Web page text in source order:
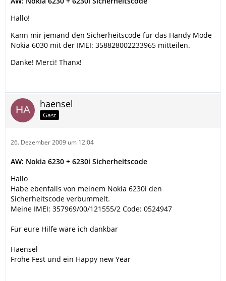
Hallo!
Kann mir jemand den Sicherheitscode für das Handy Mode
Nokia 6030 mit der IMEI: 358828002233965 mitteilen.
Danke! Merci! Thanx!
haensel
Gast
26. Dezember 2009 um 12:04
AW: Nokia 6230 + 6230i Sicherheitscode
Hallo
Habe ebenfalls von meinem Nokia 6230i den
Sicherheitscode verbummelt.
Meine IMEI: 357969/00/121555/2 Code: 0524947
Für eure Hilfe wäre ich dankbar
Haensel
Frohe Fest und ein Happy new Year